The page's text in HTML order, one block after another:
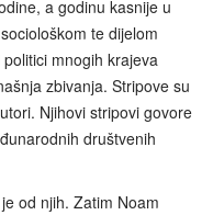
a godinu kasnije u
te dijelom
mnogih krajeva
zbivanja. Stripove su
Njihovi stripovi govore
društvenih
od njih. Zatim Noam